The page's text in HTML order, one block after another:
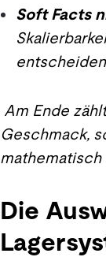
Soft Facts
Am Ende
Geschmack,
Die